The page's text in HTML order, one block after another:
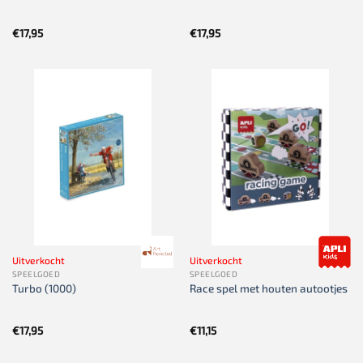
€17,95 €17,95
Uitverkocht
SPEELGOED
Turbo (1000)
€17,95
Uitverkocht
SPEELGOED
Race spel met houten autootjes
€11,15